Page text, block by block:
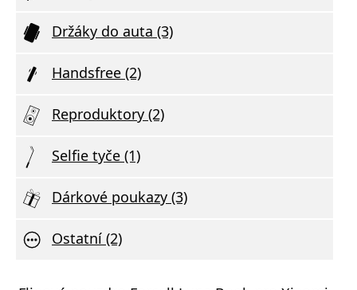
Držáky do auta (3)
Handsfree (2)
Reproduktory (2)
Selfie tyče (1)
Dárkové poukazy (3)
Ostatní (2)